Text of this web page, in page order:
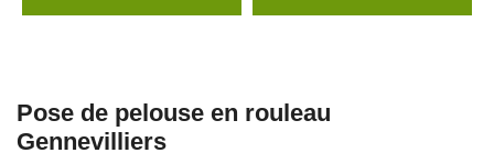
Pose de pelouse en rouleau
Gennevilliers